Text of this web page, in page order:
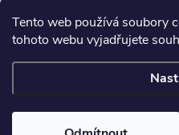
Tento web používá soubory
tohoto webu vyjadřujete
Z
á
GAMA -